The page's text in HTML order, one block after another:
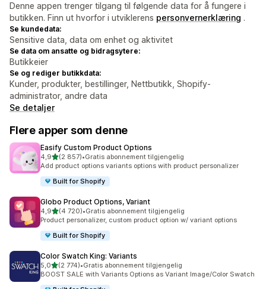
Denne appen trenger tilgang til følgende data for å fungere i
butikken. Finn ut hvorfor i utviklerens personvernerklæring .
Se kundedata:
Sensitive data, data om enhet og aktivitet
Se data om ansatte og bidragsytere:
Butikkeier
Se og rediger butikkdata:
Kunder, produkter, bestillinger, Nettbutikk, Shopify-
administrator, andre data
Se detaljer
Flere apper som denne
Easify Custom Product Options
4,9av 5 stjerner
(2 857)
Totalt 2857 omtaler
•Gratis abonnement tilgjengelig
Add product options variants options with product personalizer
Built for Shopify
Globo Product Options, Variant
4,9av 5 stjerner
(4 720)
Totalt 4720 omtaler
•Gratis abonnement tilgjengelig
Product personalizer, custom product option w/ variant options
Built for Shopify
Color Swatch King: Variants
5,0av 5 stjerner
(2 774)
Totalt 2774 omtaler
•Gratis abonnement tilgjengelig
BOOST SALE with Variants Options as Variant Image/Color Swatch